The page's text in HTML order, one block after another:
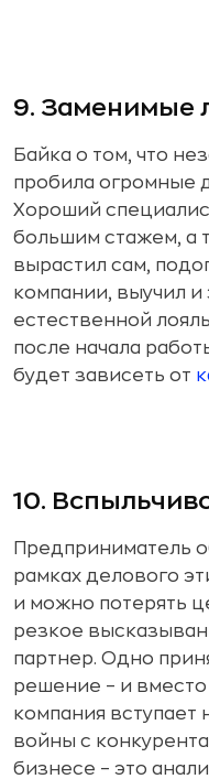
9. Заменимые
Байка о том, что
пробила огромные
Хороший
большим стажем, а
вырастил сам,
компании, выучил и
естественной
после начала
будет зависеть от
10.
Предприниматель
рамках делового
и можно потерять
резкое
партнер. Одно
решение – и
компания вступает
войны с
бизнесе – это